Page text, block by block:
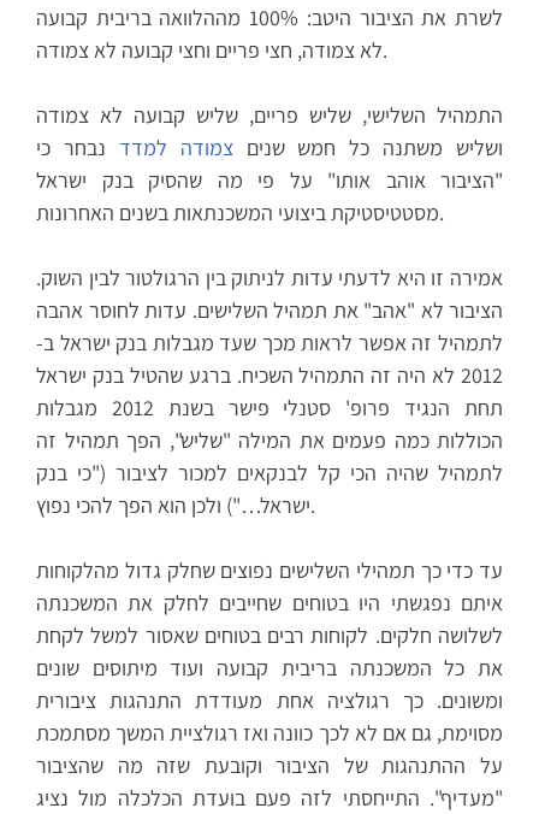
לשרת את הציבור היטב: 100% מההלוואה בריבית קבועה
לא צמודה, חצי פריים וחצי קבועה לא צמודה.
התמהיל השלישי, שליש פריים, שליש קבועה לא צמודה
ושליש משתנה כל חמש שנים צמודה למדד נבחר כי
"הציבור אוהב אותו" על פי מה שהסיק בנק ישראל
מסטטיסטיקת ביצועי המשכנתאות בשנים האחרונות.
אמירה זו היא לדעתי עדות לניתוק בין הרגולטור לבין השוק.
הציבור לא "אהב" את תמהיל השלישים. עדות לחוסר אהבה
לתמהיל זה אפשר לראות מכך שעד מגבלות בנק ישראל ב-
2012 לא היה זה התמהיל השכיח. ברגע שהטיל בנק ישראל
תחת הנגיד פרופ' סטנלי פישר בשנת 2012 מגבלות
הכוללות כמה פעמים את המילה "שליש", הפך תמהיל זה
לתמהיל שהיה הכי קל לבנקאים למכור לציבור ("כי בנק
ישראל…") ולכן הוא הפך להכי נפוץ.
עד כדי כך תמהילי השלישים נפוצים שחלק גדול מהלקוחות
איתם נפגשתי היו בטוחים שחייבים לחלק את המשכנתה
לשלושה חלקים. לקוחות רבים בטוחים שאסור למשל לקחת
את כל המשכנתה בריבית קבועה ועוד מיתוסים שונים
ומשונים. כך רגולציה אחת מעודדת התנהגות ציבורית
מסוימת, גם אם לא לכך כוונה ואז רגולציית המשך מסתמכת
על ההתנהגות של הציבור וקובעת שזה מה שהציבור
"מעדיף". התייחסתי לזה פעם בועדת הכלכלה מול נציג